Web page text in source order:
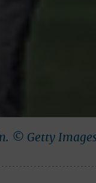
© Getty